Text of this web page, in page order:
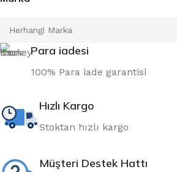
Para iadesi
100% Para iade garantisi
Hızlı Kargo
Stoktan hızlı kargo
Müşteri Destek Hattı